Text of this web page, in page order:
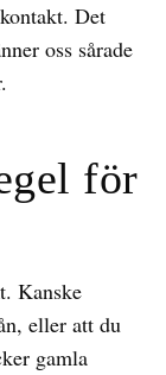
Det
oss sårade
för
Kanske
eller att du
gamla